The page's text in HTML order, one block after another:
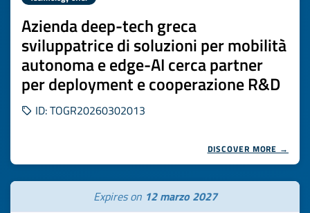
Azienda deep-tech greca
sviluppatrice di soluzioni per mobilità
autonoma e edge-AI cerca partner
per deployment e cooperazione R&D
ID: TOGR20260302013
DISCOVER MORE →
Expires on 12 marzo 2027